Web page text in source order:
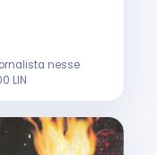
nesse
LIN